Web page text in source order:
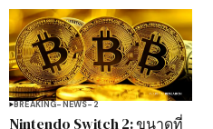
BREAKING-NEWS-2
Nintendo Switch 2: ขนาดที่